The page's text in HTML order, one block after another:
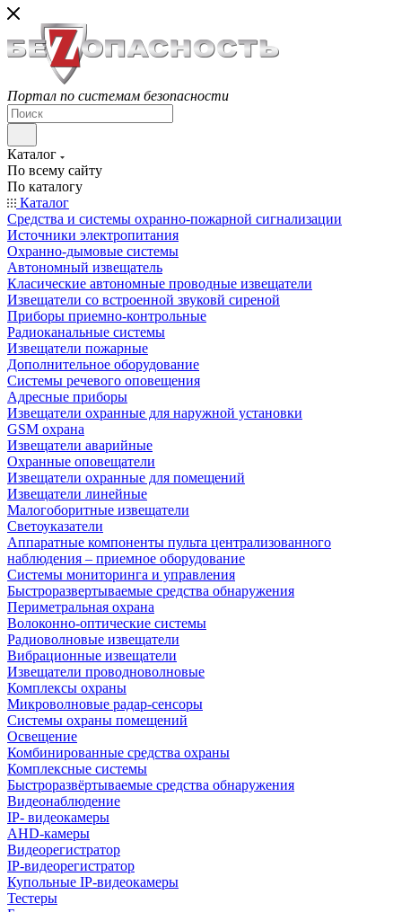
Портал по системам безопасности
Каталог
По всему сайту
По каталогу
Каталог
Средства и системы охранно-пожарной сигнализации
Источники электропитания
Охранно-дымовые системы
Автономный извещатель
Класические автономные проводные извещатели
Извещатели со встроенной звуковй сиреной
Приборы приемно-контрольные
Радиоканальные системы
Извещатели пожарные
Дополнительное оборудование
Системы речевого оповещения
Адресные приборы
Извещатели охранные для наружной установки
GSM охрана
Извещатели аварийные
Охранные оповещатели
Извещатели охранные для помещений
Извещатели линейные
Малогоборитные извещатели
Светоуказатели
Аппаратные компоненты пульта централизованного
наблюдения – приемное оборудование
Системы мониторинга и управления
Быстроразвертываемые средства обнаружения
Периметральная охрана
Волоконно-оптические системы
Радиоволновые извещатели
Вибрационные извещатели
Извещатели проводноволновые
Комплексы охраны
Микроволновые радар-сенсоры
Системы охраны помещений
Освещение
Комбинированные средства охраны
Комплексные системы
Быстроразвёртываемые средства обнаружения
Видеонаблюдение
IP- видеокамеры
AHD-камеры
Видеорегистратор
IP-видеорегистратор
Купольные IP-видеокамеры
Тестеры